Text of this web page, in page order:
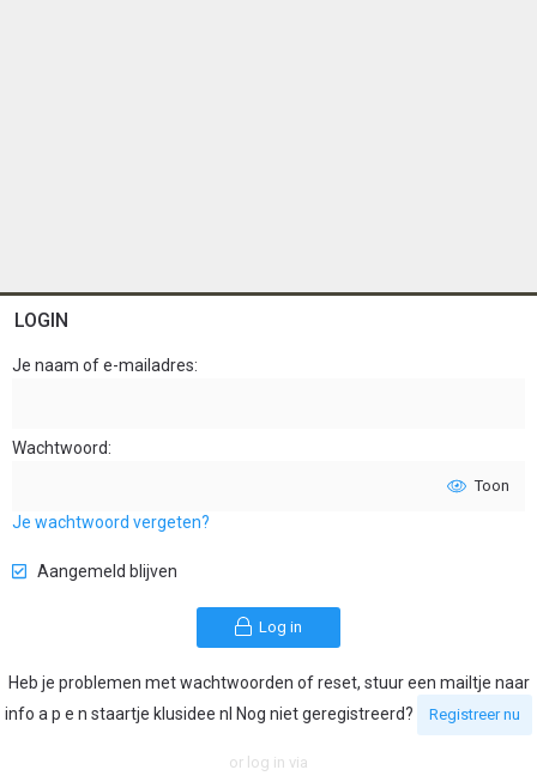
LOGIN
Je naam of e-mailadres
Wachtwoord
Toon
Je wachtwoord vergeten?
Aangemeld blijven
Log in
Heb je problemen met wachtwoorden of reset, stuur een mailtje naar
info a p e n staartje klusidee nl Nog niet geregistreerd?
Registreer nu
or log in via